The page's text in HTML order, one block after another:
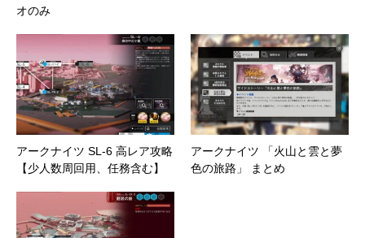
オのみ
アークナイツ SL-6 高レア攻略
【少人数周回用、任務含む】
アークナイツ 「火山と雲と夢
色の旅路」 まとめ